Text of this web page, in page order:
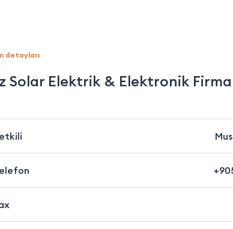
detayları
Solar Elektrik & Elektronik Firma